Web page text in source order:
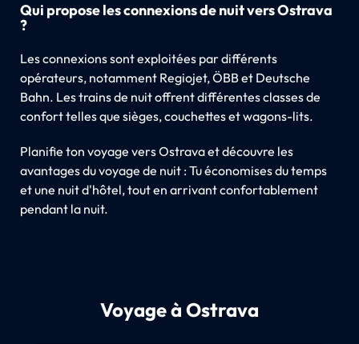
Qui propose les connexions de nuit vers Ostrava
?
Les connexions sont exploitées par différents
opérateurs, notamment Regiojet, ÖBB et Deutsche
Bahn. Les trains de nuit offrent différentes classes de
confort telles que sièges, couchettes et wagons-lits.
Planifie ton voyage vers Ostrava et découvre les
avantages du voyage de nuit : Tu économises du temps
et une nuit d'hôtel, tout en arrivant confortablement
pendant la nuit.
Voyage à Ostrava